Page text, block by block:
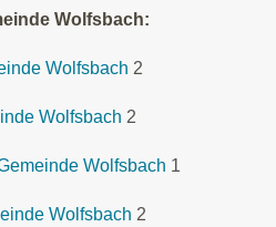
Wolfsbach:
Wolfsbach 2
Wolfsbach 2
Wolfsbach 1
Wolfsbach 2